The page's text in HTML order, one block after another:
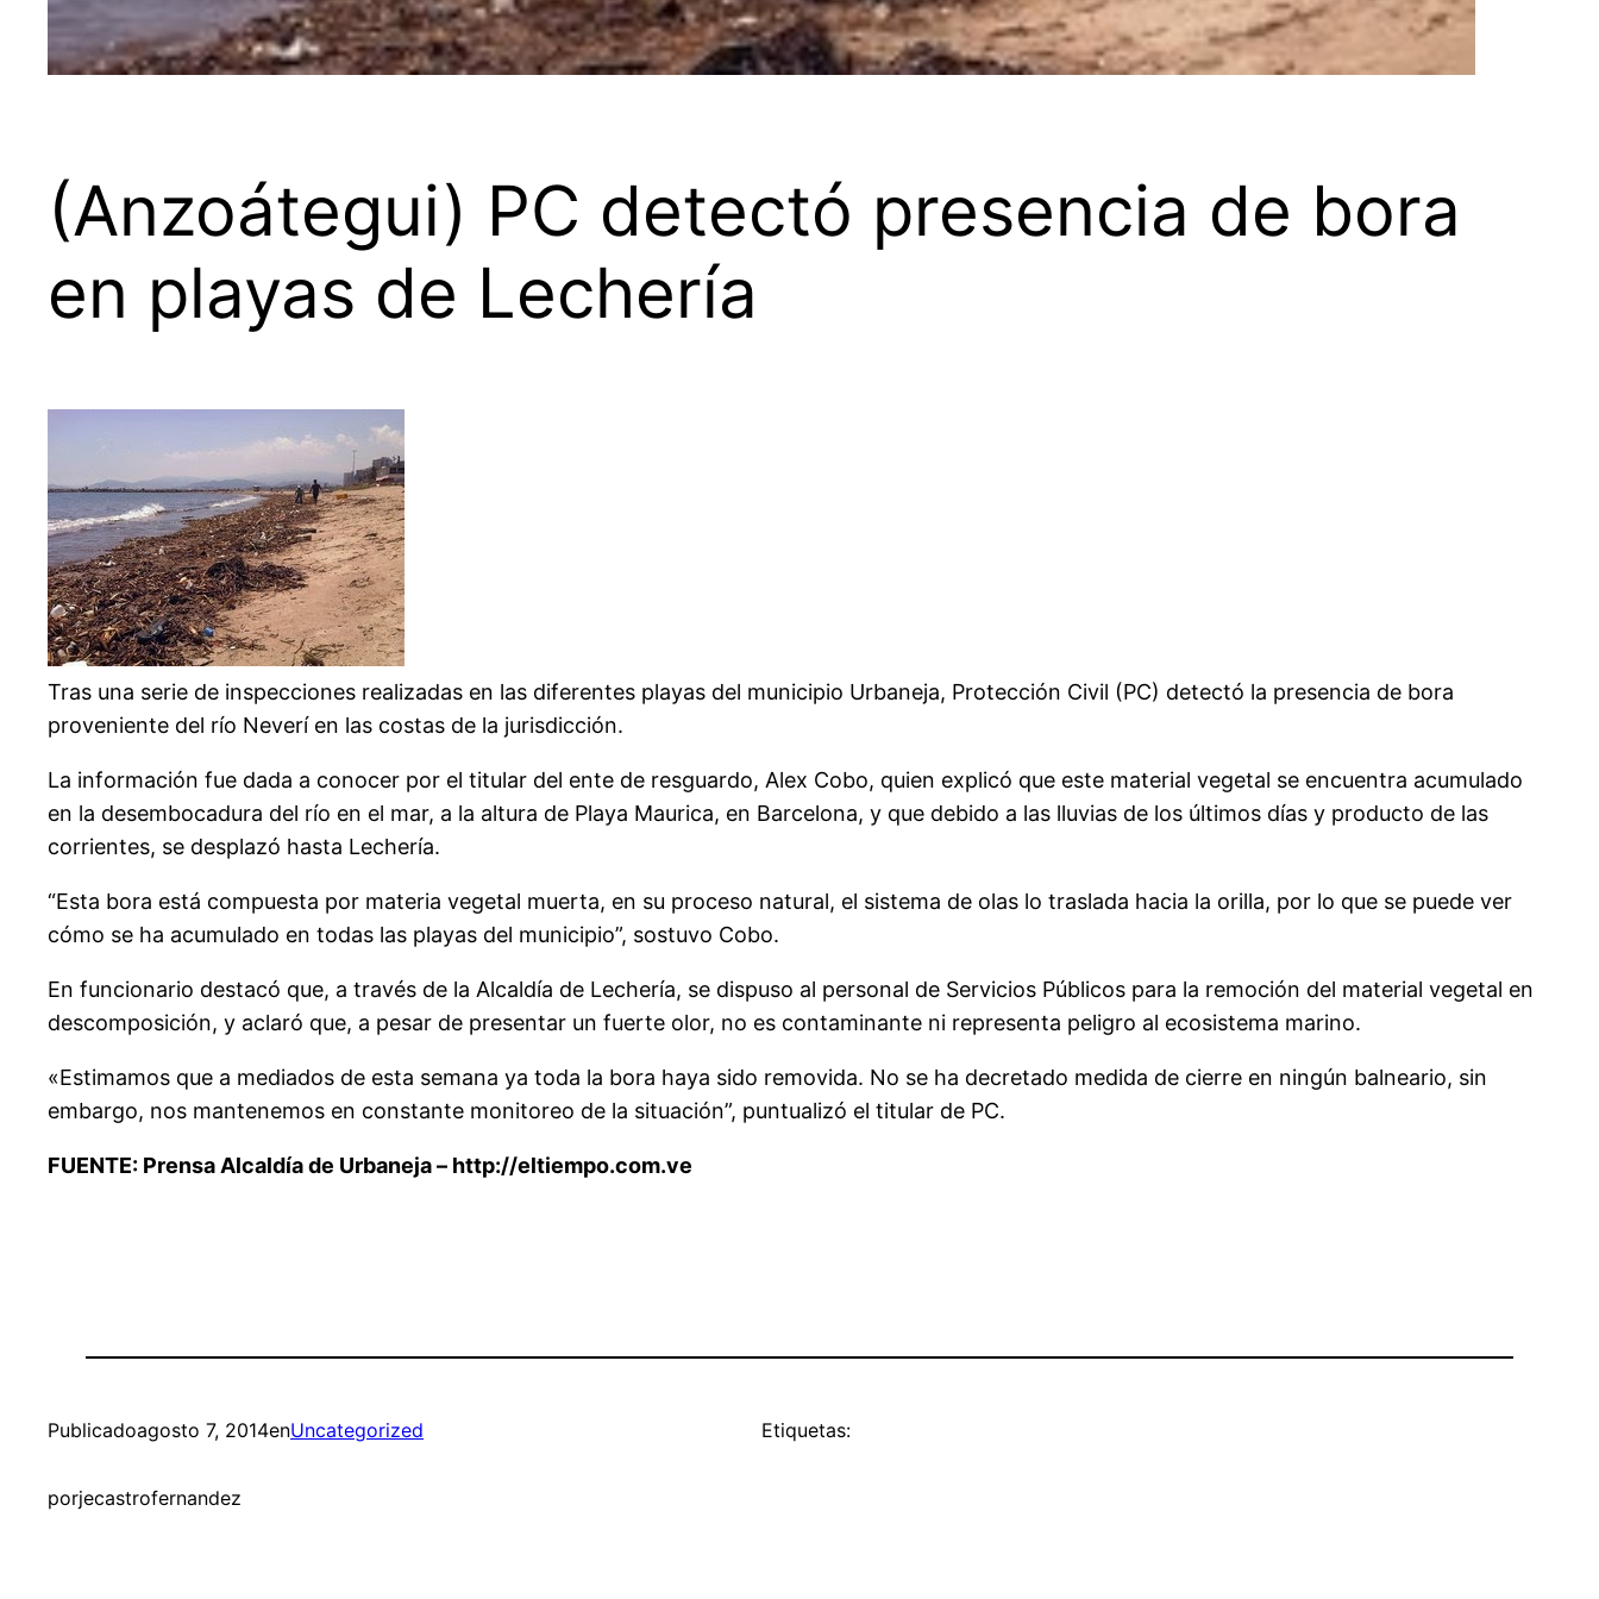
(Anzoátegui) PC detectó presencia de bora
en playas de Lechería
Tras una serie de inspecciones realizadas en las diferentes playas del municipio Urbaneja, Protección Civil (PC) detectó la presencia de bora
proveniente del río Neverí en las costas de la jurisdicción.
La información fue dada a conocer por el titular del ente de resguardo, Alex Cobo, quien explicó que este material vegetal se encuentra acumulado
en la desembocadura del río en el mar, a la altura de Playa Maurica, en Barcelona, y que debido a las lluvias de los últimos días y producto de las
corrientes, se desplazó hasta Lechería.
“Esta bora está compuesta por materia vegetal muerta, en su proceso natural, el sistema de olas lo traslada hacia la orilla, por lo que se puede ver
cómo se ha acumulado en todas las playas del municipio”, sostuvo Cobo.
En funcionario destacó que, a través de la Alcaldía de Lechería, se dispuso al personal de Servicios Públicos para la remoción del material vegetal en
descomposición, y aclaró que, a pesar de presentar un fuerte olor, no es contaminante ni representa peligro al ecosistema marino.
«Estimamos que a mediados de esta semana ya toda la bora haya sido removida. No se ha decretado medida de cierre en ningún balneario, sin
embargo, nos mantenemos en constante monitoreo de la situación”, puntualizó el titular de PC.
FUENTE: Prensa Alcaldía de Urbaneja – http://eltiempo.com.ve
Publicadoagosto 7, 2014enUncategorized
porjecastrofernandez
Etiquetas: